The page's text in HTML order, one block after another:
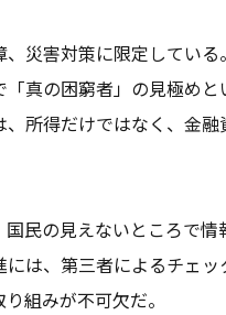
災害対策に限定している
真の困窮者」の見極めと
所得だけではなく、金融
民の見えないところで情
は、第三者によるチェッ
組みが不可欠だ。